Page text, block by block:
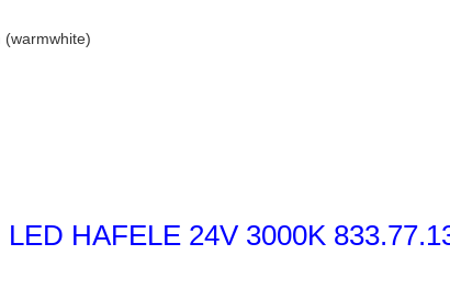
HAFELE 24V 3000K